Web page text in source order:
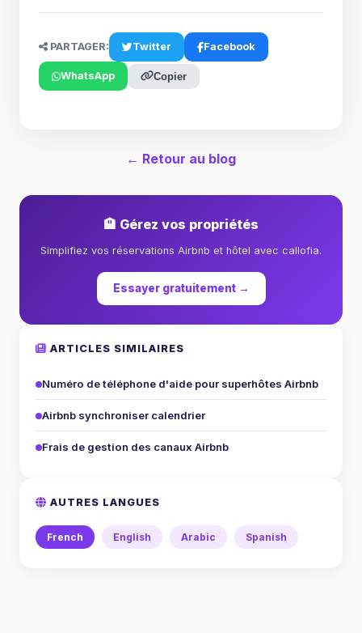
PARTAGER: Twitter Facebook
WhatsApp Copier
← Retour au blog
🏨 Gérez vos propriétés
Simplifiez vos réservations Airbnb et hôtel avec callofia.
Essayer gratuitement →
ARTICLES SIMILAIRES
Numéro de téléphone d'aide pour superhôtes Airbnb
Airbnb synchroniser calendrier
Frais de gestion des canaux Airbnb
AUTRES LANGUES
French English Arabic Spanish